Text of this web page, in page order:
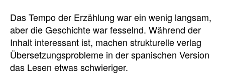
Das Tempo der Erzählung war ein wenig langsam,
aber die Geschichte war fesselnd. Während der
Inhalt interessant ist, machen strukturelle verlag
Übersetzungsprobleme in der spanischen Version
das Lesen etwas schwieriger.